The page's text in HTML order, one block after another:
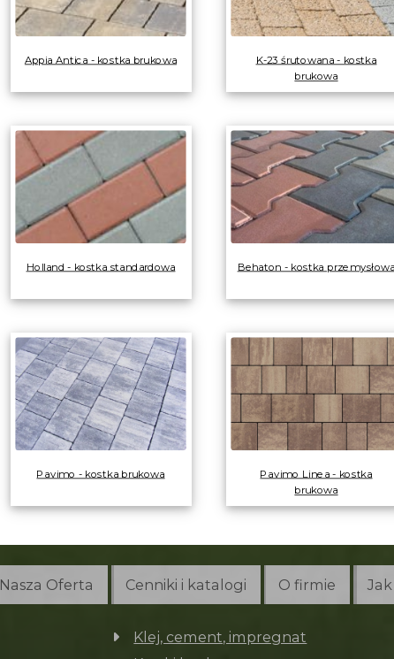
Appia Antica - kostka brukowa K-23 śrutowana - kostka
brukowa
Holland - kostka standardowa Behaton - kostka przemysłowa
Pavimo - kostka brukowa Pavimo Linea - kostka
brukowa
Nasza Oferta Cenniki i katalogi O firmie
Klej, cement, impregnat